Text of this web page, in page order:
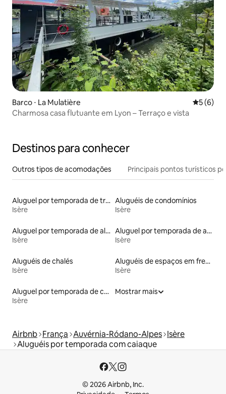
Barco ⋅ La Mulatière 5 de
5 (6)
Charmosa casa flutuante em Lyon – Terraço e vista
Destinos para conhecer
Outros tipos de acomodações Principais pontos turísticos
Aluguel por temporada de trailers
Isère
Aluguéis de condomínios
Isère
Aluguel por temporada de alojamentos ecológicos
Isère
Aluguel por temporada de apart-hotéis
Isère
Aluguéis de chalés
Isère
Aluguéis de espaços em frente à praia
Isère
Aluguel por temporada de casas de veraneio
Isère
Mostrar mais
Airbnb França Auvérnia-Ródano-Alpes Isère
Aluguéis por temporada com caiaque
© 2026 Airbnb, Inc.